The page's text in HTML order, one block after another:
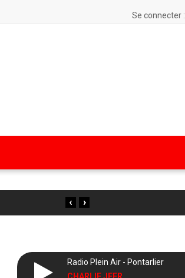
Se connecter :
›
‹
Radio Plein Air - Pontarlier